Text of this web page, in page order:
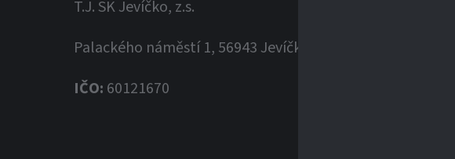
T.J. SK Jevíčko, z.s.
Palackého náměstí 1, 56943 Jevíčko
IČO: 60121670